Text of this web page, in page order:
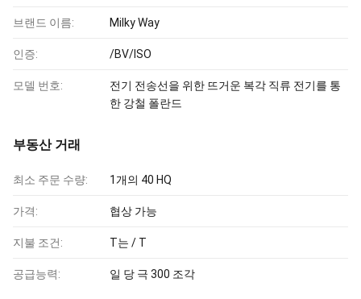
브랜드 이름: Milky Way
인증: /BV/ISO
모델 번호:
전기 전송선을 위한 뜨거운 복각 직류 전기를 통
한 강철 폴란드
부동산 거래
최소 주문 수량: 1개의 40 HQ
가격: 협상 가능
지불 조건: T는 / T
공급능력: 일 당 극 300 조각